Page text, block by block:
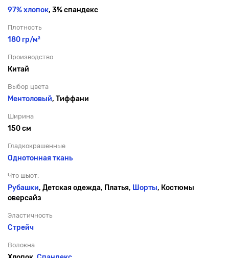
97% хлопок, 3% спандекс
Плотность
180 гр/м²
Производство
Китай
Выбор цвета
Ментоловый, Тиффани
Ширина
150 см
Гладкокрашенные
Однотонная ткань
Что шьют:
Рубашки, Детская одежда, Платья, Шорты, Костюмы
оверсайз
Эластичность
Стрейч
Волокна